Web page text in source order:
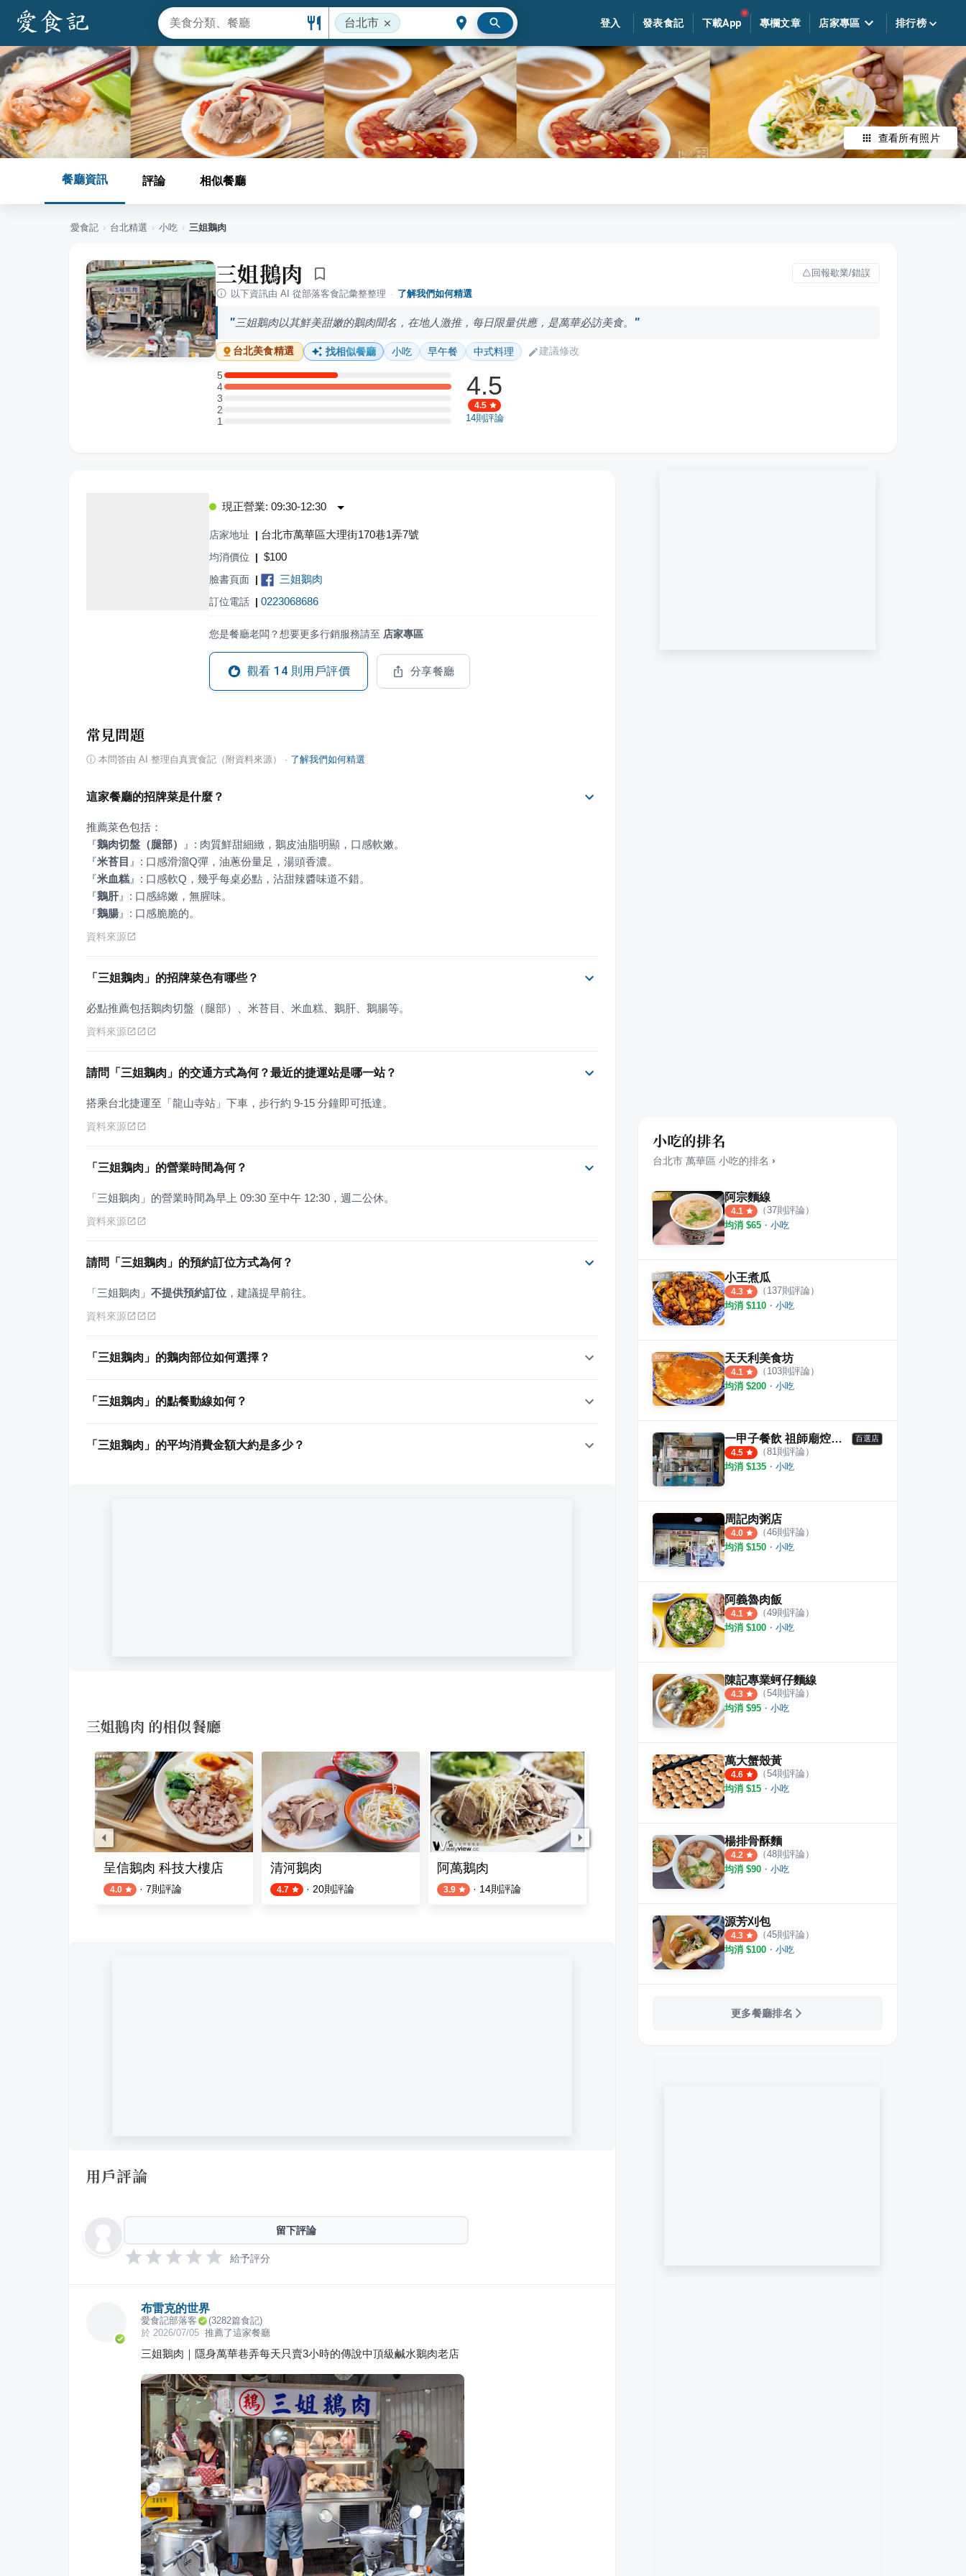
台北市 登入 發表食記 下載App 專欄文章 店家專區 排行榜
查看所有照片
餐廳資訊 評論 相似餐廳
愛食記 › 台北精選 › 小吃 › 三姐鵝肉
三姐鵝肉
回報歇業/錯誤
以下資訊由 AI 從部落客食記彙整整理 · 了解我們如何精選
三姐鵝肉以其鮮美甜嫩的鵝肉聞名，在地人激推，每日限量供應，是萬華必訪美食。
台北美食精選 找相似餐廳 小吃 早午餐 中式料理 建議修改
5
5 星：1 則評論
4
4 星：2 則評論
3
3 星：0 則評論
2
2 星：0 則評論
11 星：0 則評論
4.5
4.5
14則評論
現正營業: 09:30-12:30
店家地址 | 台北市萬華區大理街170巷1弄7號
均消價位 | $100
臉書頁面 | 三姐鵝肉
訂位電話 | 0223068686
您是餐廳老闆？想要更多行銷服務請至 店家專區
觀看 14 則用戶評價 分享餐廳
常見問題
ⓘ 本問答由 AI 整理自真實食記（附資料來源） · 了解我們如何精選
這家餐廳的招牌菜是什麼？
『鵝肉切盤（腿部） 』
『米苔目 』
『米血糕 』
『鵝肝』
『鵝腸 』 : 口感脆脆的。
資料來源
「三姐鵝肉」的招牌菜色有哪些？
必點推薦包括鵝肉切盤（腿部）、米苔目、米血糕、鵝肝、鵝腸等。
資料來源
請問「三姐鵝肉」的交通方式為何？最近的捷運站是哪一站？
搭乘台北捷運至「龍山寺站」下車，步行約 9-15 分鐘即可抵達。
資料來源
「三姐鵝肉」的營業時間為何？
「三姐鵝肉」的營業時間為早上 09:30 至中午 12:30，週二公休。
資料來源
請問「三姐鵝肉」的預約訂位方式為何？
「三姐鵝肉」 不提供預約訂位 ，建議提早前往。
資料來源
「三姐鵝肉」的鵝肉部位如何選擇？
「三姐鵝肉」的點餐動線如何？
「三姐鵝肉」的平均消費金額大約是多少？
三姐鵝肉 的相似餐廳
呈信鵝肉 科技大樓店
4.0 · 7則評論
清河鵝肉
4.7 · 20則評論
阿萬鵝肉
3.9 · 14則評論
阿成鵝肉專賣店
則評論
一心鵝肉
用戶評論
留下評論
給予評分
布雷克的世界
愛食記部落客 (3282篇食記)
於 2026/07/05 推薦了這家餐廳
三姐鵝肉｜隱身萬華巷弄每天只賣3小時的傳說中頂級鹹水鵝肉老店
小吃的排名
台北市 萬華區 小吃的排名 ›
阿宗麵線
4.1 （37則評論）
均消 $65 ・ 小吃
小王煮瓜
4.3 （ 137則評論）
均消 $110 ・ 小吃
天天利美食坊
4.1 （ 103則評論）
均消 $200 ・ 小吃
一甲子餐飲 祖師廟焢肉飯、刈包 百選店
4.5 （81則評論）
均消 $135 ・ 小吃
周記肉粥店
4.0 （46則評論）
均消 $150 ・ 小吃
阿義魯肉飯
4.1 （49則評論）
均消 $100 ・ 小吃
陳記專業蚵仔麵線
4.3 （54則評論）
均消 $95 ・ 小吃
萬大蟹殼黃
4.6 （54則評論）
均消 $15 ・ 小吃
楊排骨酥麵
4.2 （48則評論）
均消 $90 ・ 小吃
源芳刈包
4.3 （45則評論）
均消 $100 ・ 小吃
更多餐廳排名